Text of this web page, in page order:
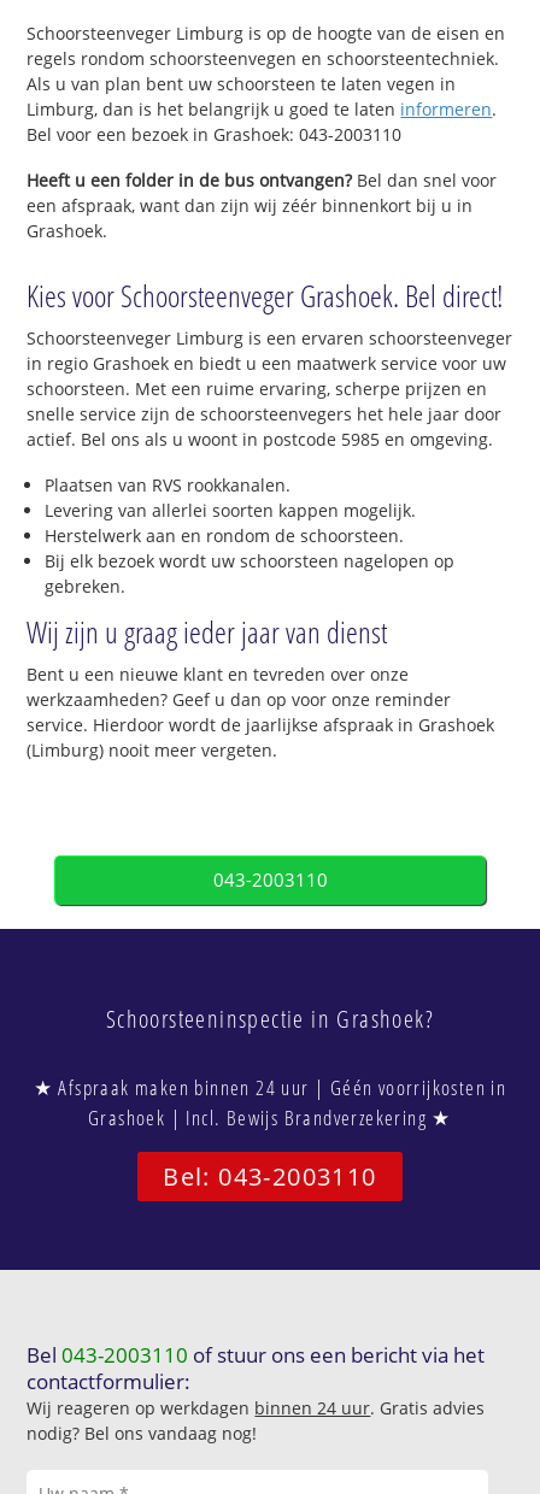
Schoorsteenveger Limburg is op de hoogte van de eisen en
regels rondom schoorsteenvegen en schoorsteentechniek.
Als u van plan bent uw schoorsteen te laten vegen in
Limburg, dan is het belangrijk u goed te laten informeren.
Bel voor een bezoek in Grashoek: 043-2003110
Heeft u een folder in de bus ontvangen?Bel dan snel voor
een afspraak, want dan zijn wij zéér binnenkort bij u in
Grashoek.
Kies voor Schoorsteenveger Grashoek. Bel direct!
Schoorsteenveger Limburg is een ervaren schoorsteenveger
in regio Grashoek en biedt u een maatwerk service voor uw
schoorsteen. Met een ruime ervaring, scherpe prijzen en
snelle service zijn de schoorsteenvegers het hele jaar door
actief. Bel ons als u woont in postcode 5985 en omgeving.
Plaatsen van RVS rookkanalen.
Levering van allerlei soorten kappen mogelijk.
Herstelwerk aan en rondom de schoorsteen.
Bij elk bezoek wordt uw schoorsteen nagelopen op
gebreken.
Wij zijn u graag ieder jaar van dienst
Bent u een nieuwe klant en tevreden over onze
werkzaamheden? Geef u dan op voor onze reminder
service. Hierdoor wordt de jaarlijkse afspraak in Grashoek
(Limburg) nooit meer vergeten.
043-2003110
Schoorsteeninspectie in Grashoek?
★ Afspraak maken binnen 24 uur | Géén voorrijkosten in
Grashoek | Incl. Bewijs Brandverzekering ★
Bel: 043-2003110
Bel043-2003110 of stuur ons een bericht via het
contactformulier:
Wij reageren op werkdagen binnen 24 uur. Gratis advies
nodig? Bel ons vandaag nog!